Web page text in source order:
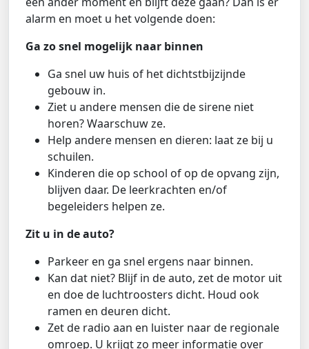
alarm en moet u het volgende doen:
Ga zo snel mogelijk naar binnen
Ga snel uw huis of het dichtstbijzijnde
gebouw in.
Ziet u andere mensen die de sirene niet
horen? Waarschuw ze.
Help andere mensen en dieren: laat ze bij u
schuilen.
Kinderen die op school of op de opvang zijn,
blijven daar. De leerkrachten en/of
begeleiders helpen ze.
Zit u in de auto?
Parkeer en ga snel ergens naar binnen.
Kan dat niet? Blijf in de auto, zet de motor uit
en doe de luchtroosters dicht. Houd ook
ramen en deuren dicht.
Zet de radio aan en luister naar de regionale
omroep. U krijgt zo meer informatie over